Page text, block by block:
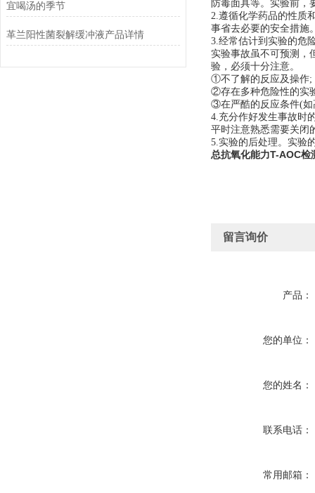
宜喝汤的季节
革兰阳性菌裂解缓冲液产品详情
防毒面具等。实验前，
2.遵循化学药品的性质
事省去必要的安全措施
3.经常估计到实验的危
实验事故虽不可预测，
验，必须十分注意。
①不了解的反应及操作;
②存在多种危险性的实
③在严酷的反应条件(如
4.充分作好发生事故时
平时注意熟悉需要关闭
5.实验的后处理。实验
总抗氧化能力T-AOC
留言询价
产品：
您的单位：
您的姓名：
联系电话：
常用邮箱：